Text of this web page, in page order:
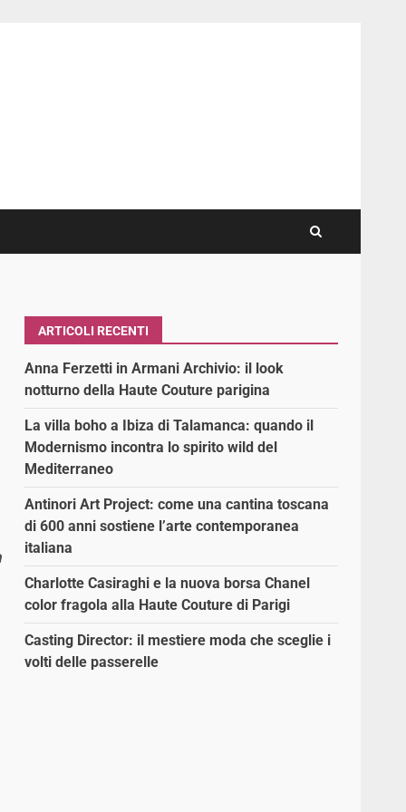
ARTICOLI RECENTI
Anna Ferzetti in Armani Archivio: il look
notturno della Haute Couture parigina
La villa boho a Ibiza di Talamanca: quando il
Modernismo incontra lo spirito wild del
Mediterraneo
Antinori Art Project: come una cantina toscana
di 600 anni sostiene l’arte contemporanea
italiana
Charlotte Casiraghi e la nuova borsa Chanel
color fragola alla Haute Couture di Parigi
Casting Director: il mestiere moda che sceglie i
volti delle passerelle